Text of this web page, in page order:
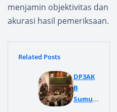
menjamin objektivitas dan
akurasi hasil pemeriksaan.
Related Posts
DP3AK
B
Sumut